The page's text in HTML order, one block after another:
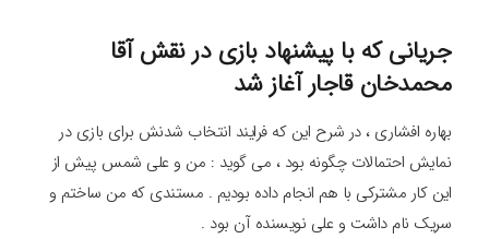
جریانی که با پیشنهاد بازی در نقش آقا
محمدخان قاجار آغاز شد
بهاره افشاری ، در شرح این که فرایند انتخاب شدنش برای بازی در
نمایش احتمالات چگونه بود ، می گوید : من و علی شمس پیش از
این کار مشترکی با هم انجام داده بودیم . مستندی که من ساختم و
سریک نام داشت و علی نویسنده آن بود .